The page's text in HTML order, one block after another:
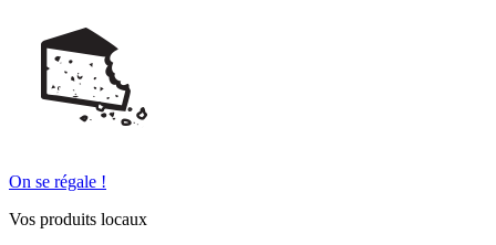
On se régale !
Vos produits locaux